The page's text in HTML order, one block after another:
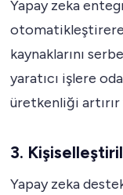
Yapay zeka
kaynaklarını
yaratıcı işlere
üretkenliği artırır
3.
Yapay zeka